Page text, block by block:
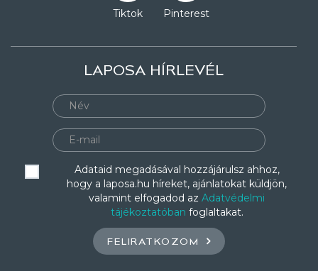
Tiktok Pinterest
LAPOSA HÍRLEVÉL
Adataid megadásával hozzájárulsz ahhoz,
hogy a laposa.hu híreket, ajánlatokat küldjön,
valamint elfogadod az Adatvédelmi
tájékoztatóban foglaltakat.
FELIRATKOZOM